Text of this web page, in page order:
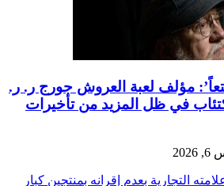
مؤلف لعبة العروش جورج ر. ر.
في ظل المزيد من تأخيرات